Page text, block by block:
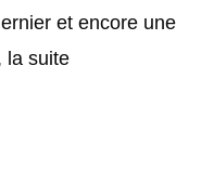
et encore une
la suite